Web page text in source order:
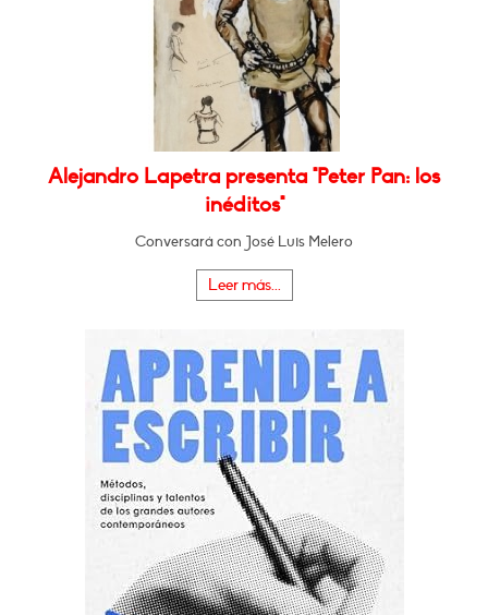
Alejandro Lapetra presenta "Peter Pan: los
inéditos"
Conversará con José Luis Melero
Leer más...